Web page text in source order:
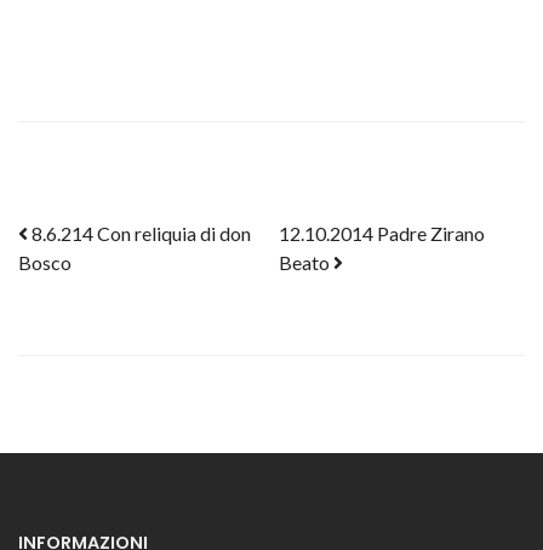
Post navigation
8.6.214 Con reliquia di don
Bosco
12.10.2014 Padre Zirano
Beato
INFORMAZIONI